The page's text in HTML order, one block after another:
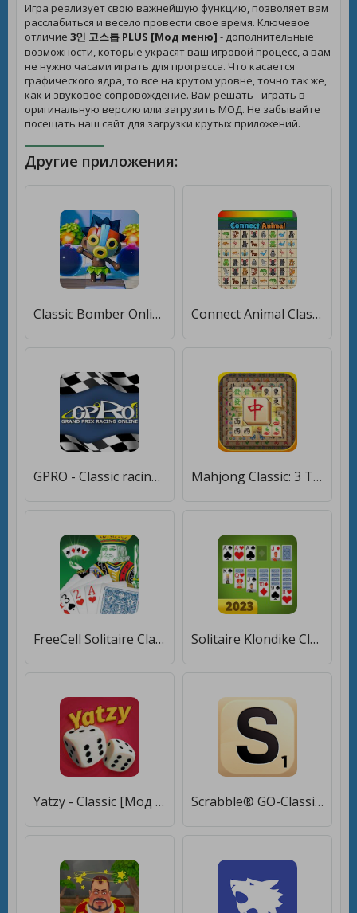
Игра реализует свою важнейшую функцию, позволяет вам
расслабиться и весело провести свое время. Ключевое
отличие 3인 고스톱 PLUS [Мод меню] - дополнительные
возможности, которые украсят ваш игровой процесс, а вам
не нужно часами играть для прогресса. Что касается
графического ядра, то все на крутом уровне, точно так же,
как и звуковое сопровождение. Вам решать - играть в
оригинальную версию или загрузить МОД. Не забывайте
посещать наш сайт для загрузки крутых приложений.
Другие приложения:
Classic Bomber Online [Мод меню] Connect Animal Classic Travel [Мод меню]
GPRO - Classic racing manager [Мод меню] Mahjong Classic: 3 Tiles [Мод меню]
FreeCell Solitaire Classic [Мод меню] Solitaire Klondike Classic [Мод меню]
Yatzy - Classic [Мод меню] Scrabble® GO-Classic Word Game [Мод меню]